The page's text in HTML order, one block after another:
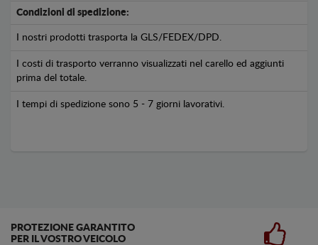
Condizioni di spedizione:
I nostri prodotti trasporta la GLS/FEDEX/DPD.
I costi di trasporto verranno visualizzati nel carello ed aggiunti
prima del totale.
I tempi di spedizione sono 5 - 7 giorni lavorativi.
PROTEZIONE GARANTITO
PER IL VOSTRO VEICOLO